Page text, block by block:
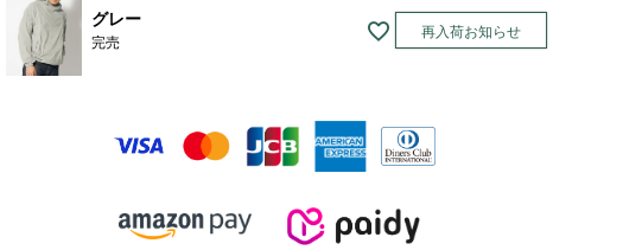
グレー
完売
再入荷お知らせ